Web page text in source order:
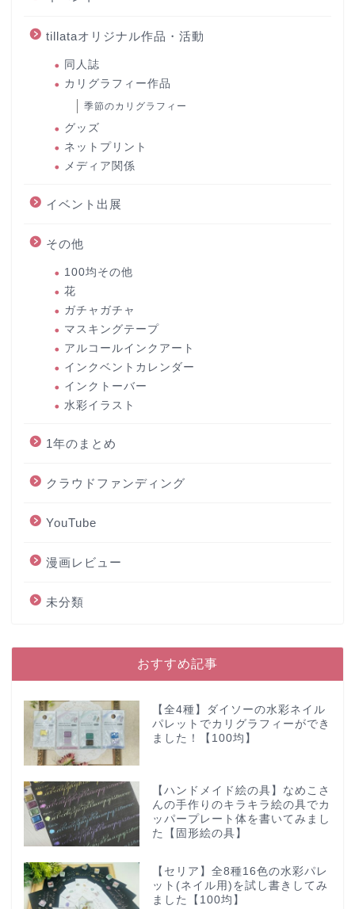
tillataオリジナル作品・活動
同人誌
カリグラフィー作品
季節のカリグラフィー
グッズ
ネットプリント
メディア関係
イベント出展
その他
100均その他
花
ガチャガチャ
マスキングテープ
アルコールインクアート
インクベントカレンダー
インクトーバー
水彩イラスト
1年のまとめ
クラウドファンディング
YouTube
漫画レビュー
未分類
おすすめ記事
【全4種】ダイソーの水彩ネイル
パレットでカリグラフィーができ
ました！【100均】
【ハンドメイド絵の具】なめこさ
んの手作りのキラキラ絵の具でカ
ッパープレート体を書いてみまし
た【固形絵の具】
【セリア】全8種16色の水彩パレ
ット(ネイル用)を試し書きしてみ
ました【100均】